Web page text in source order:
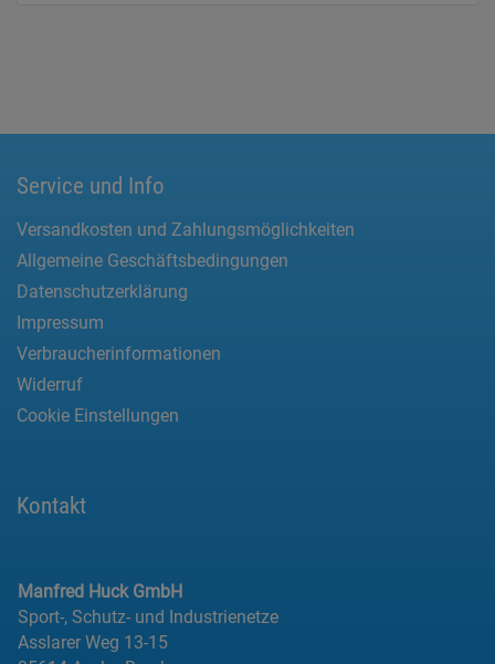
Service und Info
Versandkosten und Zahlungsmöglichkeiten
Allgemeine Geschäftsbedingungen
Datenschutzerklärung
Impressum
Verbraucherinformationen
Widerruf
Cookie Einstellungen
Kontakt
Manfred Huck GmbH
Sport-, Schutz- und Industrienetze
Asslarer Weg 13-15